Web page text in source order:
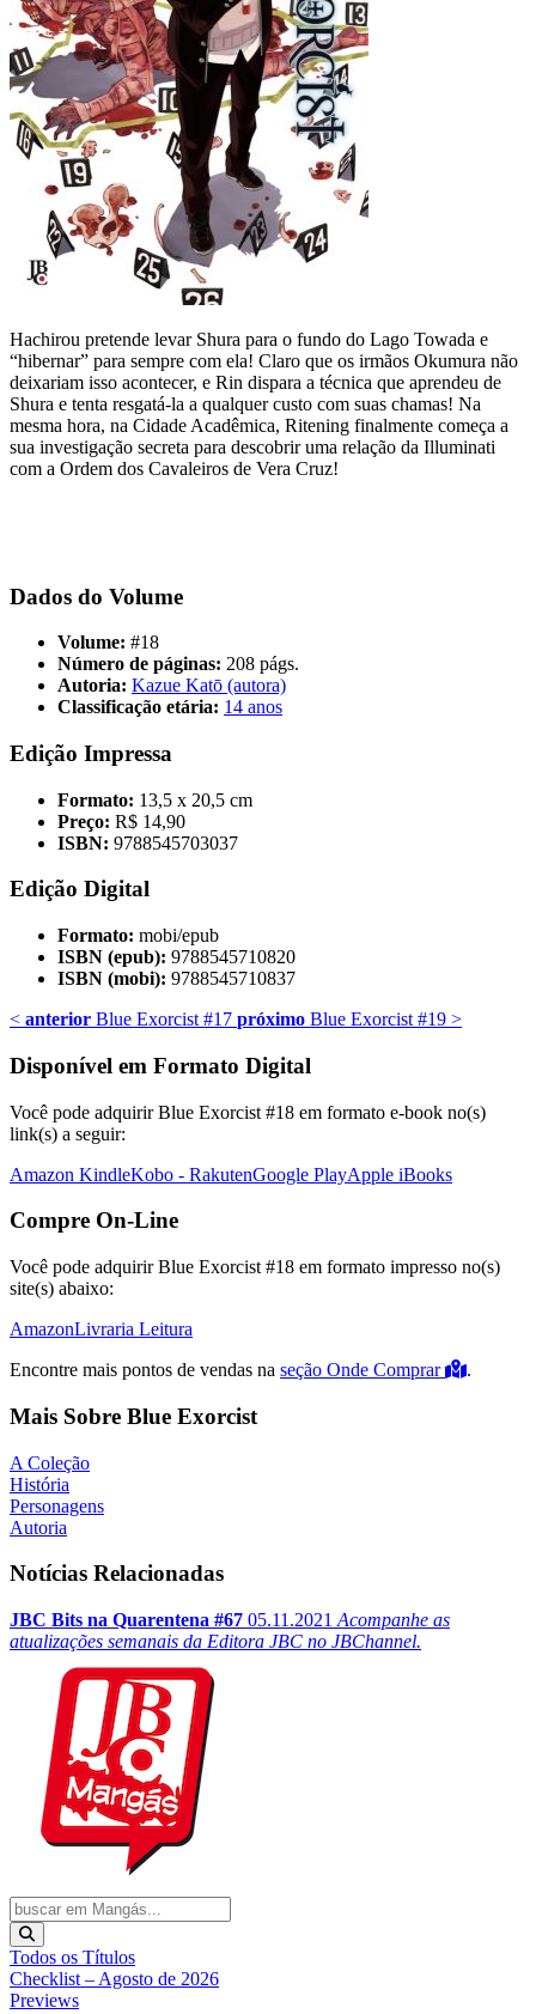
Hachirou pretende levar Shura para o fundo do Lago Towada e
“hibernar” para sempre com ela! Claro que os irmãos Okumura não
deixariam isso acontecer, e Rin dispara a técnica que aprendeu de
Shura e tenta resgatá-la a qualquer custo com suas chamas! Na
mesma hora, na Cidade Acadêmica, Ritening finalmente começa a
sua investigação secreta para descobrir uma relação da Illuminati
com a Ordem dos Cavaleiros de Vera Cruz!
Dados do Volume
Volume: #18
Número de páginas: 208 págs.
Autoria: Kazue Katō (autora)
Classificação etária: 14 anos
Edição Impressa
Formato: 13,5 x 20,5 cm
Preço: R$ 14,90
ISBN: 9788545703037
Edição Digital
Formato: mobi/epub
ISBN (epub): 9788545710820
ISBN (mobi): 9788545710837
< anterior Blue Exorcist #17 próximo Blue Exorcist #19 >
Disponível em Formato Digital
Você pode adquirir Blue Exorcist #18 em formato e-book no(s)
link(s) a seguir:
Amazon KindleKobo - RakutenGoogle PlayApple iBooks
Compre On-Line
Você pode adquirir Blue Exorcist #18 em formato impresso no(s)
site(s) abaixo:
AmazonLivraria Leitura
Encontre mais pontos de vendas na seção Onde Comprar .
Mais Sobre Blue Exorcist
A Coleção
História
Personagens
Autoria
Notícias Relacionadas
JBC Bits na Quarentena #67 05.11.2021 Acompanhe as
atualizações semanais da Editora JBC no JBChannel.
Todos os Títulos
Checklist – Agosto de 2026
Previews